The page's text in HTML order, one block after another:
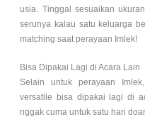
usia. Tinggal sesuaikan
serunya kalau satu keluarga
matching saat perayaan Imlek!
Bisa Dipakai Lagi di Acara Lain
Selain untuk perayaan
versatile bisa dipakai lagi di
nggak cuma untuk satu hari